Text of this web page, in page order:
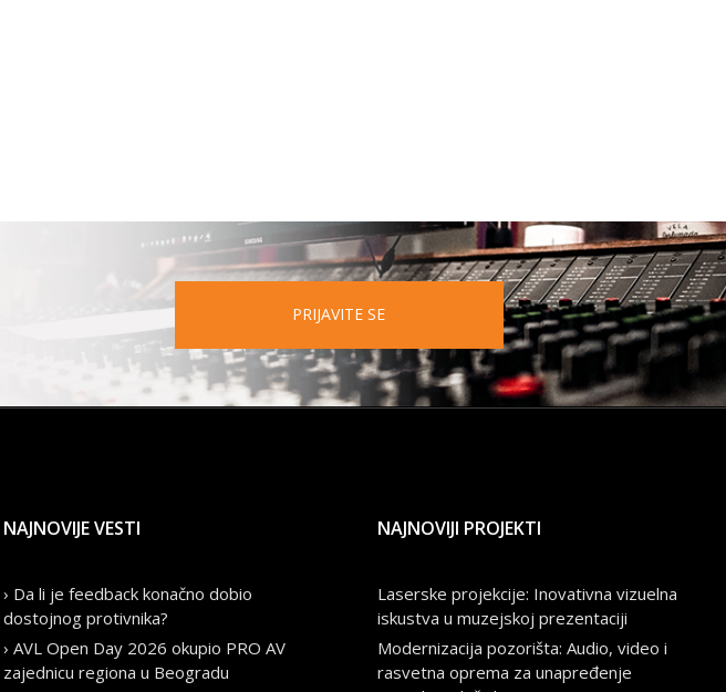
PRIJAVITE SE
NAJNOVIJE VESTI
› Da li je feedback konačno dobio
dostojnog protivnika?
› AVL Open Day 2026 okupio PRO AV
zajednicu regiona u Beogradu
NAJNOVIJI PROJEKTI
Laserske projekcije: Inovativna vizuelna
iskustva u muzejskoj prezentaciji
Modernizacija pozorišta: Audio, video i
rasvetna oprema za unapređenje